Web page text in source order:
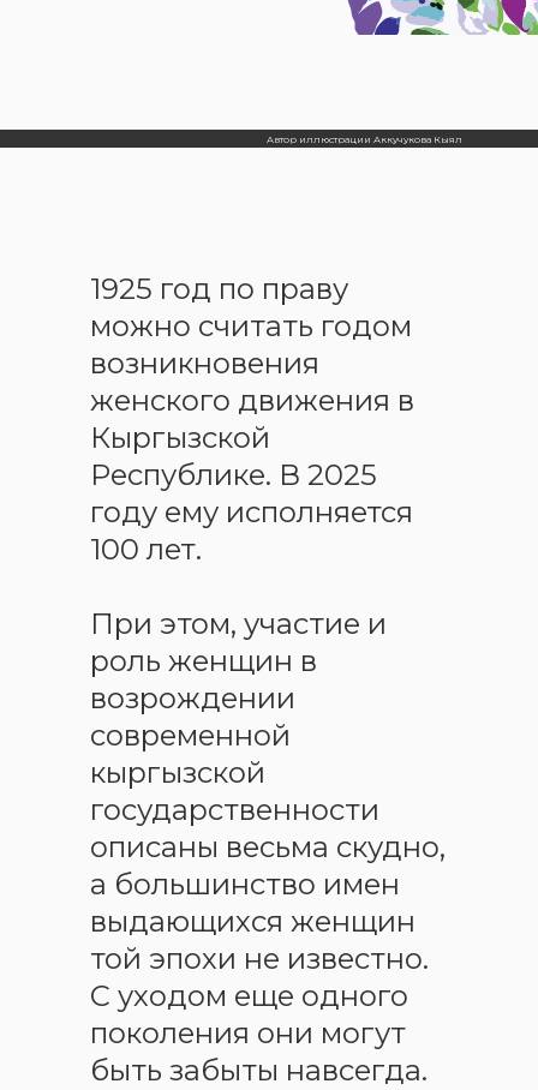
Автор иллюстрации Аккучукова Кыял
1925 год по праву
можно считать годом
возникновения
женского движения в
Кыргызской
Республике. В 2025
году ему исполняется
100 лет.
При этом, участие и
роль женщин в
возрождении
современной
кыргызской
государственности
описаны весьма скудно,
а большинство имен
выдающихся женщин
той эпохи не известно.
С уходом еще одного
поколения они могут
быть забыты навсегда.